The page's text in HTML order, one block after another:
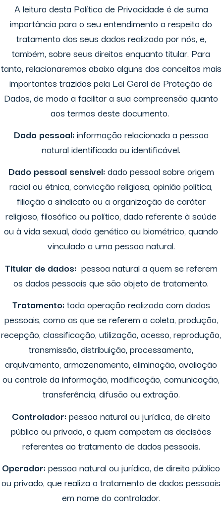
A leitura desta Política de Privacidade é de suma
importância para o seu entendimento a respeito do
tratamento dos seus dados realizado por nós, e,
também, sobre seus direitos enquanto titular. Para
tanto, relacionaremos abaixo alguns dos conceitos mais
importantes trazidos pela Lei Geral de Proteção de
Dados, de modo a facilitar a sua compreensão quanto
aos termos deste documento.
Dado pessoal:informação relacionada a pessoa
natural identificada ou identificável.
Dado pessoal sensível:dado pessoal sobre origem
racial ou étnica, convicção religiosa, opinião política,
filiação a sindicato ou a organização de caráter
religioso, filosófico ou político, dado referente à saúde
ou à vida sexual, dado genético ou biométrico, quando
vinculado a uma pessoa natural.
Titular de dados:pessoa natural a quem se referem
os dados pessoais que são objeto de tratamento.
Tratamento:toda operação realizada com dados
pessoais, como as que se referem a coleta, produção,
recepção, classificação, utilização, acesso, reprodução,
transmissão, distribuição, processamento,
arquivamento, armazenamento, eliminação, avaliação
ou controle da informação, modificação, comunicação,
transferência, difusão ou extração.
Controlador:pessoa natural ou jurídica, de direito
público ou privado, a quem competem as decisões
referentes ao tratamento de dados pessoais.
Operador:pessoa natural ou jurídica, de direito público
ou privado, que realiza o tratamento de dados pessoais
em nome do controlador.